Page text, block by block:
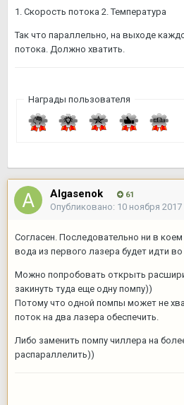
1. Скорость потока 2. Температура
Так что параллельно, на выходе
потока. Должно хватить.
Награды пользователя
Algasenok 61
Опубликовано: 10 ноября 2017
Согласен. Последовательно ни в коем
вода из первого лазера будет идти
Можно попробовать открыть
закинуть туда еще одну помпу))
Потому что одной помпы может не
поток на два лазера обеспечить.
Либо заменить помпу чиллера на
распараллелить))